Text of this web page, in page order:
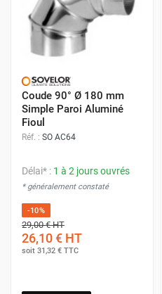
Coude 90° Ø 180 mm
Simple Paroi Aluminé
Fioul
Réf. : SO AC64
Délai* : 1 à 2 jours ouvrés
* généralement constaté
-10%
29,00 €HT
26,10 € HT
soit 31,32 € TTC